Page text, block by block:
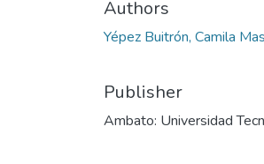
Authors
Yépez Buitrón, Camila
Publisher
Ambato: Universidad